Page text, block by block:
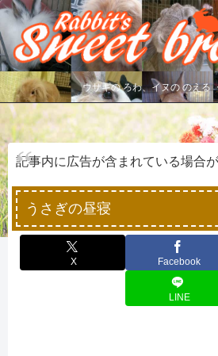
ウサギの ろわ、イヌの のえる
記事内に広告が含まれている場合が
うさぎの昼寝
X Facebook
LINE